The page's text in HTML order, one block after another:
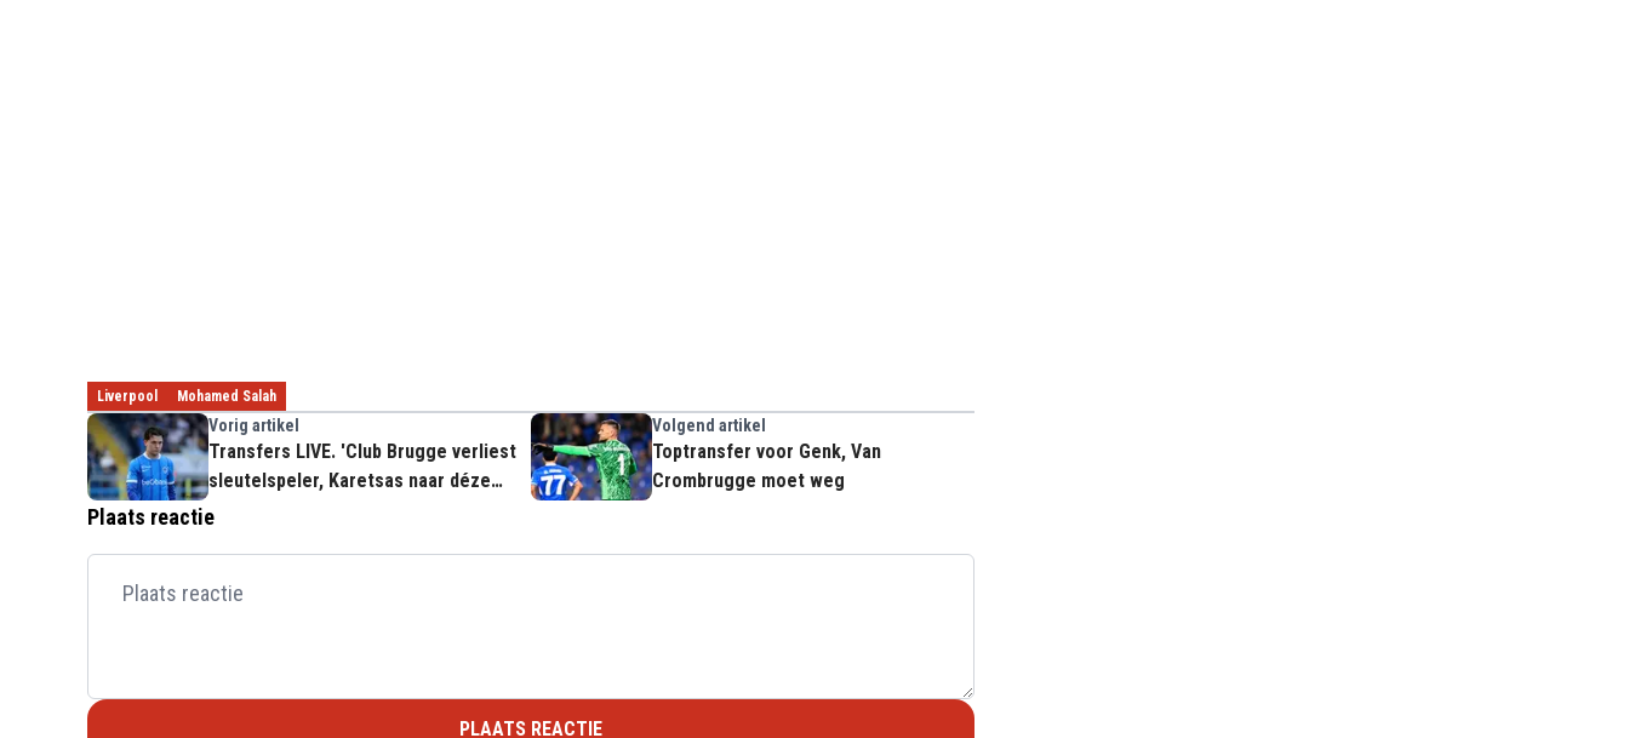
Liverpool Mohamed Salah
Vorig artikel
Transfers LIVE. 'Club Brugge verliest
sleutelspeler, Karetsas naar déze
grootmacht'
Volgend artikel
Toptransfer voor Genk, Van
Crombrugge moet weg
Plaats reactie
PLAATS REACTIE